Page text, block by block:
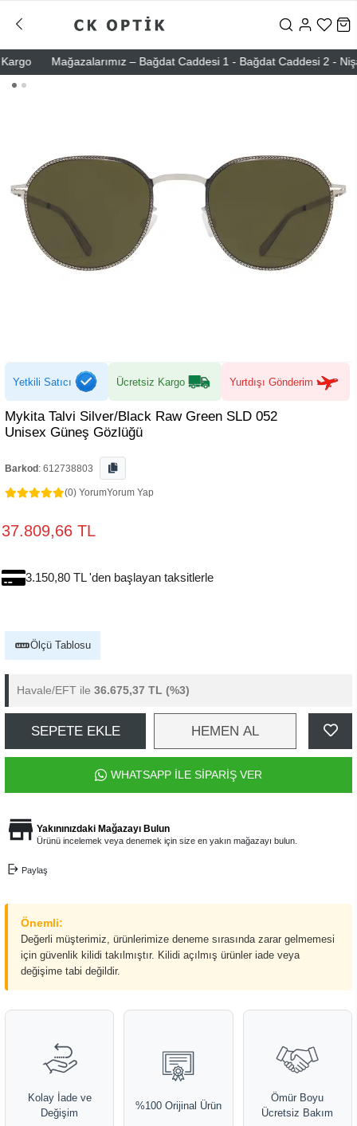
Mağazalarımız – Bağdat Caddesi 1 - Bağdat Caddesi 2 -
Yetkili Satıcı Ücretsiz Kargo Yurtdışı Gönderim
Mykita Talvi Silver/Black Raw Green SLD 052
Unisex Güneş Gözlüğü
Barkod : 612738803
(0) YorumYorum Yap
37.809,66 TL
3.150,80 TL 'den başlayan taksitlerle
Ölçü Tablosu
Havale/EFT ile 36.675,37 TL (%3)
SEPETE EKLE HEMEN AL
WHATSAPP İLE SİPARİŞ VER
Yakınınızdaki Mağazayı Bulun
Ürünü incelemek veya denemek için size en yakın mağazayı bulun.
Paylaş
Önemli:
Değerli müşterimiz, ürünlerimize deneme sırasında zarar gelmemesi
için güvenlik kilidi takılmıştır. Kilidi açılmış ürünler iade veya
değişime tabi değildir.
Kolay İade ve
Değişim
%100 Orijinal Ürün
Ömür Boyu
Ücretsiz Bakım